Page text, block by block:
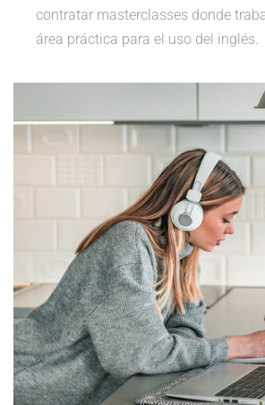
contratar masterclasses donde
área práctica para el uso del inglés.